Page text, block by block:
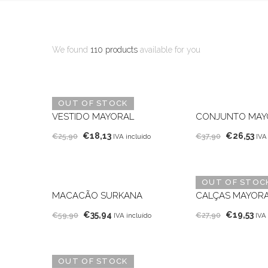
We found 110 products available for you
OUT OF STOCK
VESTIDO MAYORAL
€25,90 O
€25,90.
€18,13O
€18,13.
IVA incluído
CONJUNTO
€37,90 O
era:
€37,90.
€26,53O
é:
MACACÃO SURKANA
€59,90 O
era:
€35,94 O
é:
IVA incluído
OUT OF
CALÇAS
€27,90 O
€19,53O
OUT OF STOCK